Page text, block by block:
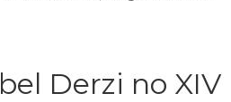
Derzi no XIV